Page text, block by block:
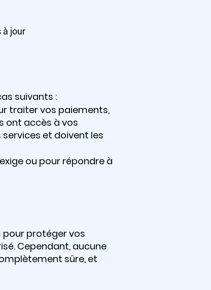
à jour
suivants :
traiter vos paiements,
ont accès à vos
et doivent les
ou pour répondre à
protéger vos
Cependant, aucune
sûre, et